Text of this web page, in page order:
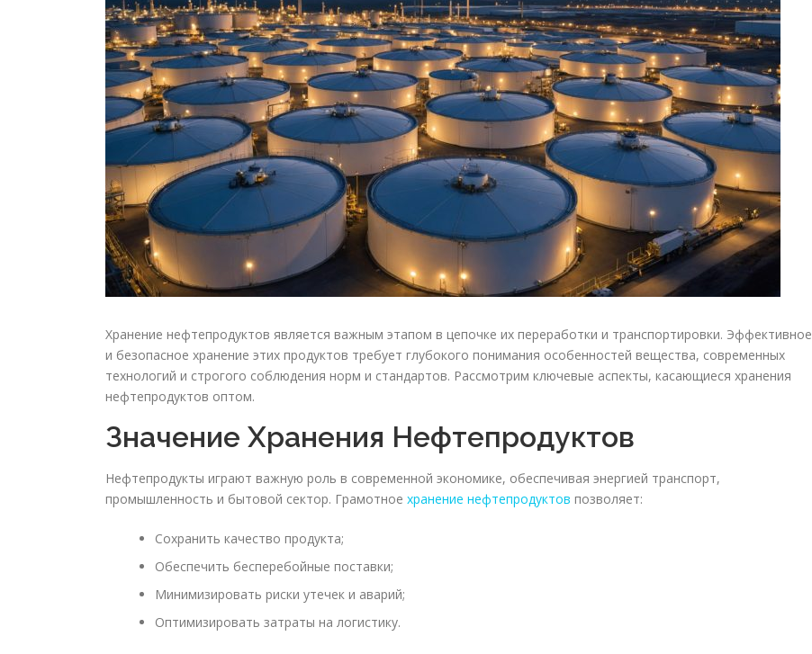
Хранение нефтепродуктов является важным этапом в цепочке их переработки и транспортировки. Эффективное
и безопасное хранение этих продуктов требует глубокого понимания особенностей вещества, современных
технологий и строгого соблюдения норм и стандартов. Рассмотрим ключевые аспекты, касающиеся хранения
нефтепродуктов оптом.
Значение Хранения Нефтепродуктов
Нефтепродукты играют важную роль в современной экономике, обеспечивая энергией транспорт,
промышленность и бытовой сектор. Грамотное хранение нефтепродуктов позволяет:
Сохранить качество продукта;
Обеспечить бесперебойные поставки;
Минимизировать риски утечек и аварий;
Оптимизировать затраты на логистику.